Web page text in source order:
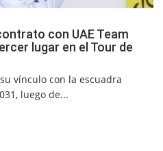
con UAE Team
lugar en el Tour de
vínculo con la escuadra
luego de...